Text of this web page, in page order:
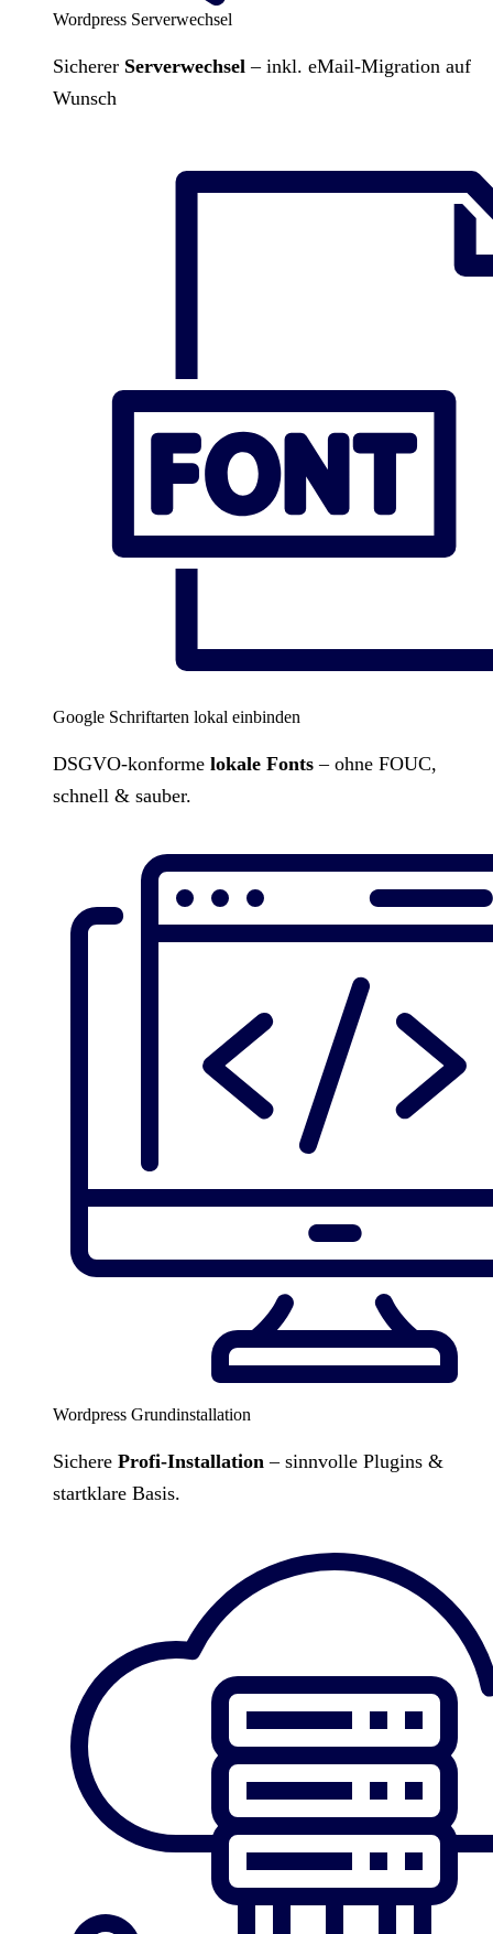
Wordpress Serverwechsel
Sicherer Serverwechsel – inkl. eMail-Migration auf
Wunsch
Google Schriftarten lokal einbinden
DSGVO-konforme lokale Fonts – ohne FOUC,
schnell & sauber.
Wordpress Grundinstallation
Sichere Profi-Installation – sinnvolle Plugins &
startklare Basis.